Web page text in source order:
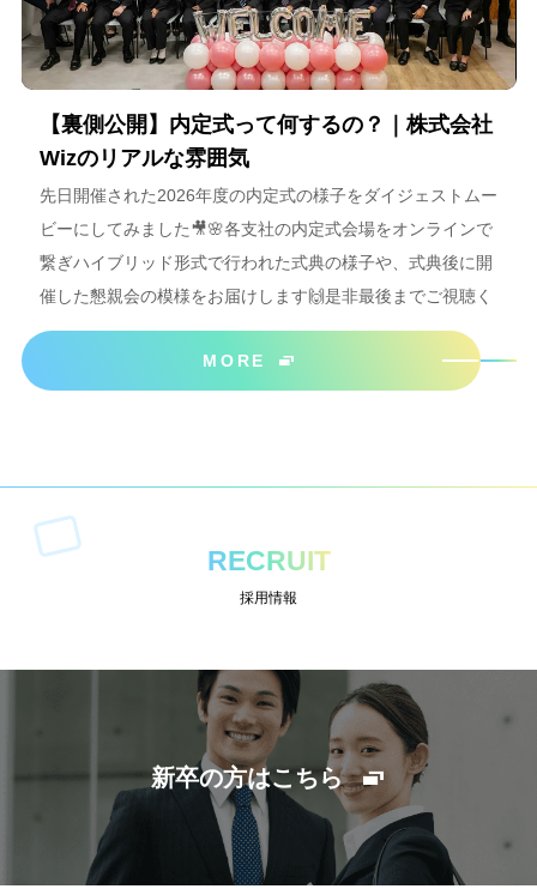
【裏側公開】内定式って何するの？｜株式会社
Wizのリアルな雰囲気
先日開催された2026年度の内定式の様子をダイジェストムー
ビーにしてみました🎥🌸各支社の内定式会場をオンラインで
繋ぎハイブリッド形式で行われた式典の様子や、式典後に開
催した懇親会の模様をお届けします🙌是非最後までご視聴く
ださいね＾＾
MORE
RECRUIT
採用情報
新卒の方はこちら